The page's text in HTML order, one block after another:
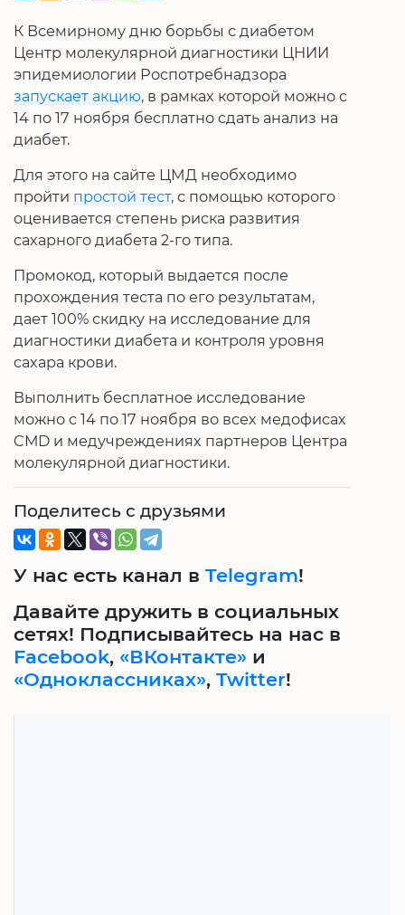
К Всемирному дню борьбы с диабетом
Центр молекулярной диагностики ЦНИИ
эпидемиологии Роспотребнадзора
запускает акцию, в рамках которой можно с
14 по 17 ноября бесплатно сдать анализ на
диабет.
Для этого на сайте ЦМД необходимо
пройти простой тест, с помощью которого
оценивается степень риска развития
сахарного диабета 2-го типа.
Промокод, который выдается после
прохождения теста по его результатам,
дает 100% скидку на исследование для
диагностики диабета и контроля уровня
сахара крови.
Выполнить бесплатное исследование
можно c 14 по 17 ноября во всех медофисах
CMD и медучреждениях партнеров Центра
молекулярной диагностики.
Поделитесь с друзьями
У нас есть канал в Telegram!
Давайте дружить в социальных
сетях! Подписывайтесь на нас в
Facebook, «ВКонтакте» и
«Одноклассниках», Twitter!